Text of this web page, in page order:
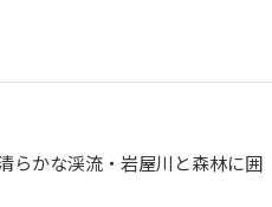
らかな渓流・岩屋川と森林に囲